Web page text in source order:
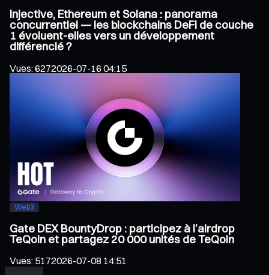
Injective, Ethereum et Solana : panorama
concurrentiel — les blockchains DeFi de couche
1 évoluent-elles vers un développement
différencié ?
Vues:6272026-07-16 04:15
Web3
Gate DEX BountyDrop : participez à l’airdrop
TeQoin et partagez 20 000 unités de TeQoin
Vues: 5172026-07-08 14:51